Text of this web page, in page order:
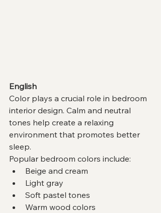
English
Color plays a crucial role in bedroom
interior design. Calm and neutral
tones help create a relaxing
environment that promotes better
sleep.
Popular bedroom colors include:
Beige and cream
Light gray
Soft pastel tones
Warm wood colors